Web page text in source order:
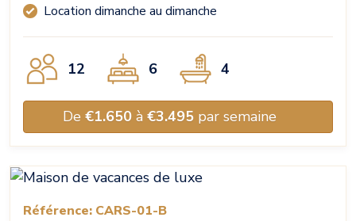
Location dimanche au dimanche
12 6 4
De €1.650 à €3.495 par semaine
Référence: CARS-01-B